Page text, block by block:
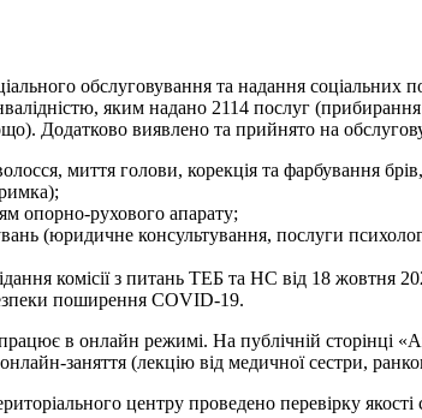
обслуговування та надання соціальних
яким надано 2114 послуг
Додатково виявлено та прийнято на
миття голови, корекція та фарбування
опорно-рухового апарату;
(юридичне консультування, послуги
комісії з питань ТЕБ та НС від 18 жовтня
поширення COVID-19.
в онлайн режимі. На публічній сторінці
заняття (лекцію від медичної сестри,
центру проведено перевірку